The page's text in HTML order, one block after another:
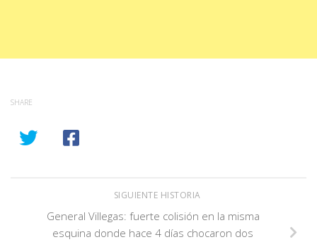
SHARE
SIGUIENTE HISTORIA
General Villegas: fuerte colisión en la misma
esquina donde hace 4 días chocaron dos